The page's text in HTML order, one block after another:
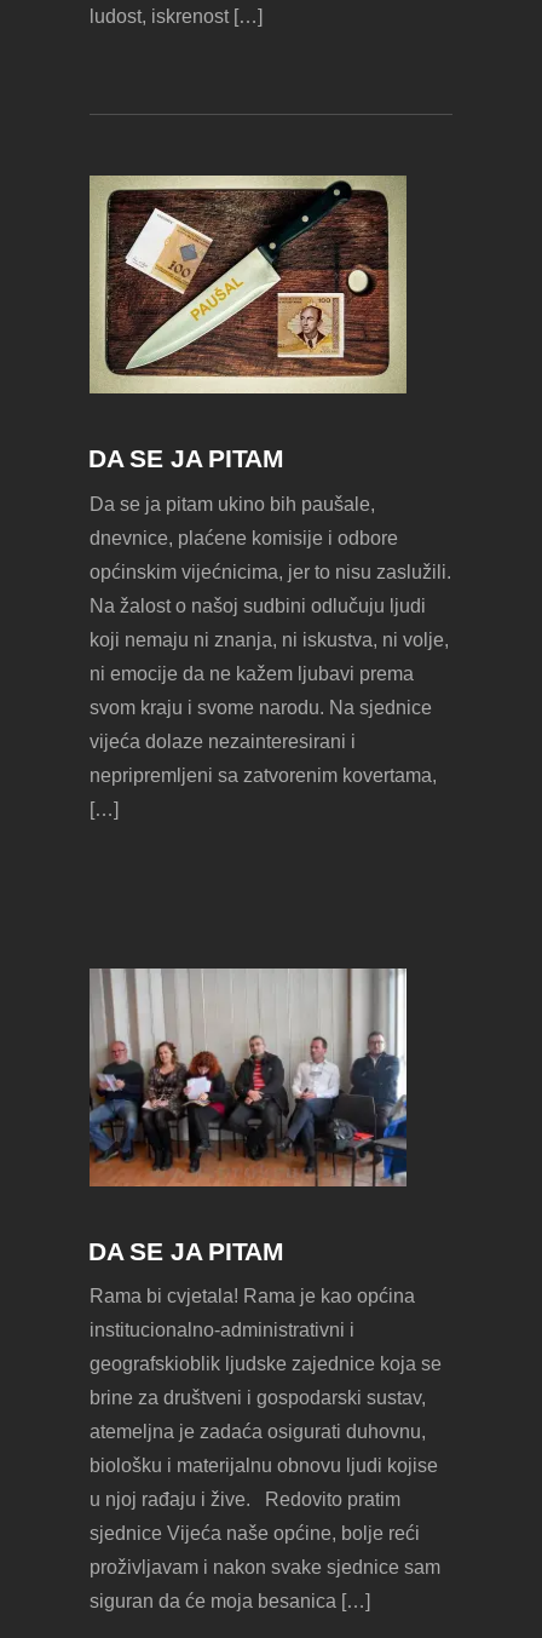
ludost, iskrenost […]
DA SE JA PITAM
Da se ja pitam ukino bih paušale,
dnevnice, plaćene komisije i odbore
općinskim vijećnicima, jer to nisu zaslužili.
Na žalost o našoj sudbini odlučuju ljudi
koji nemaju ni znanja, ni iskustva, ni volje,
ni emocije da ne kažem ljubavi prema
svom kraju i svome narodu. Na sjednice
vijeća dolaze nezainteresirani i
nepripremljeni sa zatvorenim kovertama,
[…]
DA SE JA PITAM
Rama bi cvjetala! Rama je kao općina
institucionalno-administrativni i
geografskioblik ljudske zajednice koja se
brine za društveni i gospodarski sustav,
atemeljna je zadaća osigurati duhovnu,
biološku i materijalnu obnovu ljudi kojise
u njoj rađaju i žive. Redovito pratim
sjednice Vijeća naše općine, bolje reći
proživljavam i nakon svake sjednice sam
siguran da će moja besanica […]